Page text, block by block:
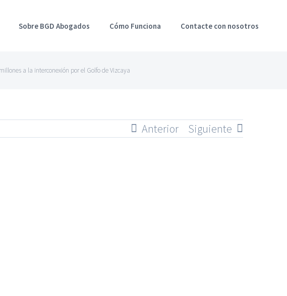
Sobre BGD Abogados Cómo Funciona Contacte con nosotros
a la interconexión por el Golfo de Vizcaya
Anterior Siguiente